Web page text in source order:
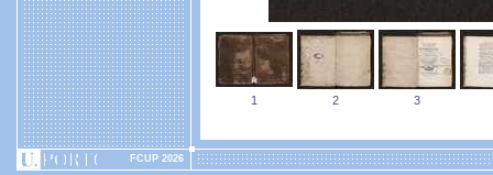
1 2 3
FCUP 2026